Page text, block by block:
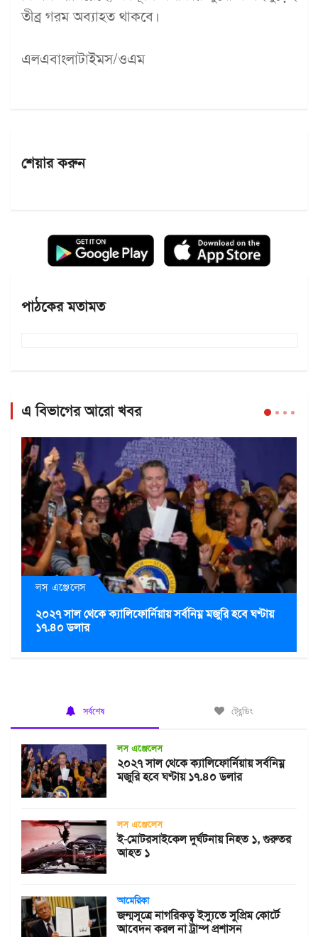
তীব্র গরম অব্যাহত থাকবে।
এলএবাংলাটাইমস/ওএম
শেয়ার করুন
পাঠকের মতামত
এ বিভাগের আরো খবর
লস এঞ্জেলেস
২০২৭ সাল থেকে ক্যালিফোর্নিয়ায় সর্বনিম্ন মজুরি হবে ঘণ্টায়
১৭.৪০ ডলার
সর্বশেষ ট্রেন্ডিং
লস এঞ্জেলেস
২০২৭ সাল থেকে ক্যালিফোর্নিয়ায় সর্বনিম্ন
মজুরি হবে ঘণ্টায় ১৭.৪০ ডলার
লস এঞ্জেলেস
ই-মোটরসাইকেল দুর্ঘটনায় নিহত ১, গুরুতর
আহত ১
আমেরিকা
জন্মসূত্রে নাগরিকত্ব ইস্যুতে সুপ্রিম কোর্টে
আবেদন করল না ট্রাম্প প্রশাসন